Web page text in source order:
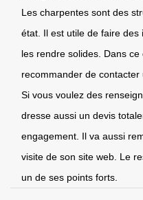
Les charpentes sont des
état. Il est utile de faire
les rendre solides. Dans
recommander de contacter
Si vous voulez des
dresse aussi un devis
engagement. Il va aussi
visite de son site web. Le
un de ses points forts.